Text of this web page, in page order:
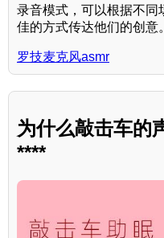
录音模式，可以根据不同
佳的方式传达他们的创意。
罗技麦克风asmr
为什么敲击车的
****